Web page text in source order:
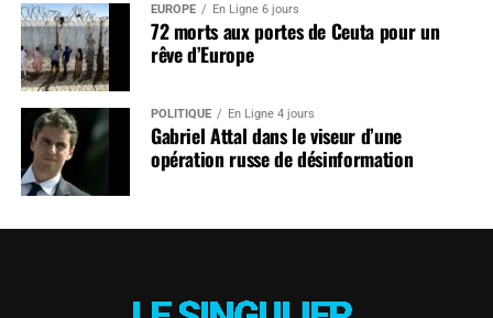
EUROPE En Ligne 6 jours
72 morts aux portes de Ceuta pour un
rêve d’Europe
POLITIQUE En Ligne 4 jours
Gabriel Attal dans le viseur d’une
opération russe de désinformation